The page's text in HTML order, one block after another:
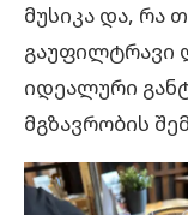
მუსიკა და, რა
გაუფილტრავი
იდეალური
მგზავრობის